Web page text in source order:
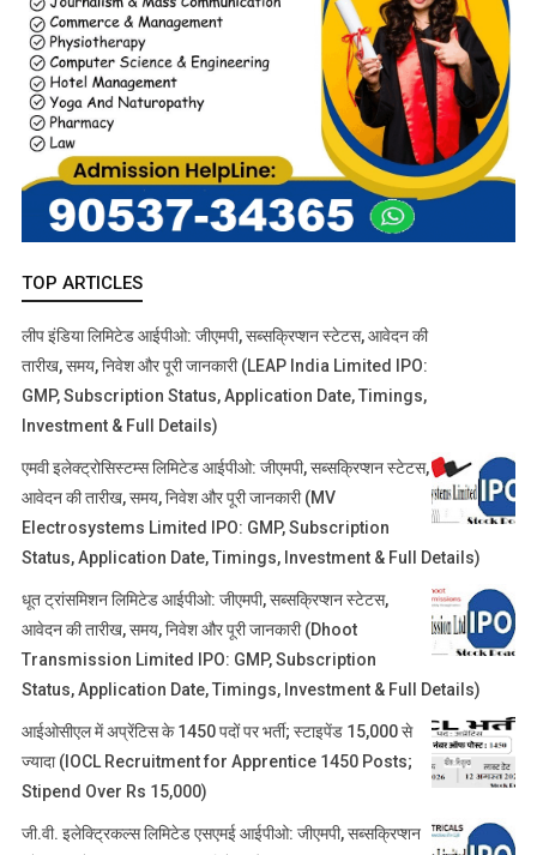
TOP ARTICLES
लीप इंडिया लिमिटेड आईपीओ: जीएमपी, सब्सक्रिप्शन स्टेटस, आवेदन की
तारीख, समय, निवेश और पूरी जानकारी (LEAP India Limited IPO:
GMP, Subscription Status, Application Date, Timings,
Investment & Full Details)
एमवी इलेक्ट्रोसिस्टम्स लिमिटेड आईपीओ: जीएमपी, सब्सक्रिप्शन स्टेटस,
आवेदन की तारीख, समय, निवेश और पूरी जानकारी (MV
Electrosystems Limited IPO: GMP, Subscription
Status, Application Date, Timings, Investment & Full Details)
धूत ट्रांसमिशन लिमिटेड आईपीओ: जीएमपी, सब्सक्रिप्शन स्टेटस,
आवेदन की तारीख, समय, निवेश और पूरी जानकारी (Dhoot
Transmission Limited IPO: GMP, Subscription
Status, Application Date, Timings, Investment & Full Details)
आईओसीएल में अप्रेंटिस के 1450 पदों पर भर्ती; स्टाइपेंड 15,000 से
ज्यादा (IOCL Recruitment for Apprentice 1450 Posts;
Stipend Over Rs 15,000)
जी.वी. इलेक्ट्रिकल्स लिमिटेड एसएमई आईपीओ: जीएमपी, सब्सक्रिप्शन